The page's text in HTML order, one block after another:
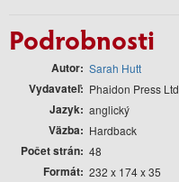
Podrobnosti
Autor Sarah Hutt
Vydavateľ Phaidon Press Ltd
Jazyk anglický
Väzba Hardback
Počet strán 48
Formát 232 x 174 x 35